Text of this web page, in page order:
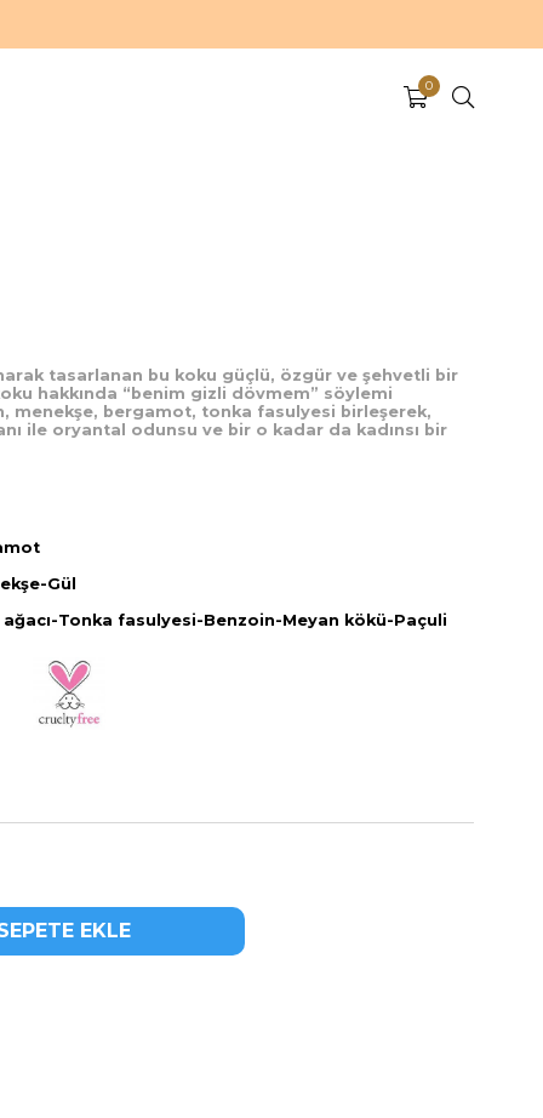
0
tasarlanan bu koku güçlü, özgür ve şehvetli bir
hakkında “benim gizli dövmem” söylemi
menekşe, bergamot, tonka fasulyesi birleşerek,
ile oryantal odunsu ve bir o kadar da kadınsı bir
Gül
Tonka fasulyesi-Benzoin-Meyan kökü-Paçuli